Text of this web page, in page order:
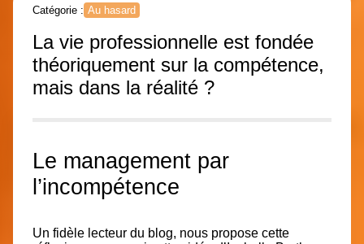
Catégorie : Au hasard
La vie professionnelle est fondée
théoriquement sur la compétence,
mais dans la réalité ?
Le management par
l’incompétence
Un fidèle lecteur du blog, nous propose cette